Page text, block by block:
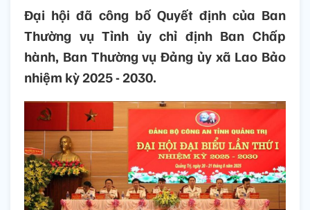
Đại hội đã công bố Quyết định của Ban
Thường vụ Tỉnh ủy chỉ định Ban Chấp
hành, Ban Thường vụ Đảng ủy xã Lao Bảo
nhiệm kỳ 2025 - 2030.